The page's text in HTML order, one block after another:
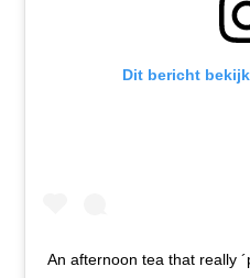
Dit bericht
An afternoon tea that really